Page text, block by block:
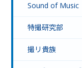
Sound of Music
特撮研究部
撮リ貴族